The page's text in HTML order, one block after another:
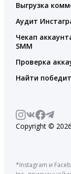
Выгрузка
Аудит
Чекап
SMM
Проверка
Найти
Copyright ©
*Instagram и